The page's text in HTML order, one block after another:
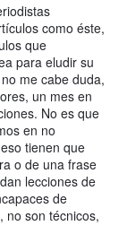
como éste,
que
para eludir su
me cabe duda,
un mes en
No es que
en no
tienen que
o de una frase
lecciones de
de
no son técnicos,